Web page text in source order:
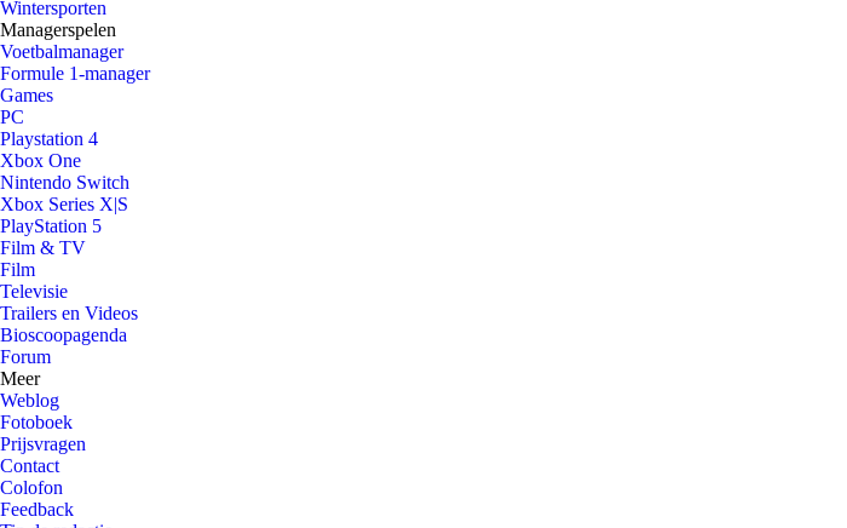
Wintersporten
Managerspelen
Voetbalmanager
Formule 1-manager
Games
PC
Playstation 4
Xbox One
Nintendo Switch
Xbox Series X|S
PlayStation 5
Film & TV
Film
Televisie
Trailers en Videos
Bioscoopagenda
Forum
Meer
Weblog
Fotoboek
Prijsvragen
Contact
Colofon
Feedback